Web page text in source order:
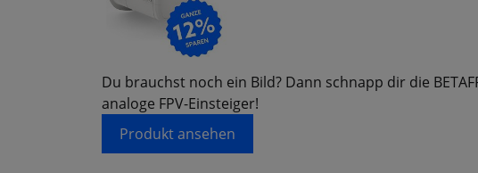
Du brauchst noch ein Bild? Dann schnapp dir die
analoge FPV-Einsteiger!
Produkt ansehen